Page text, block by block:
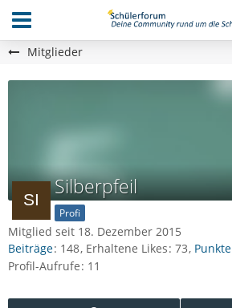
Mitglieder
Silberpfeil
Profi
Mitglied seit 18. Dezember 2015
Beiträge 148 Erhaltene Likes 73 Punkte
Profil-Aufrufe 11